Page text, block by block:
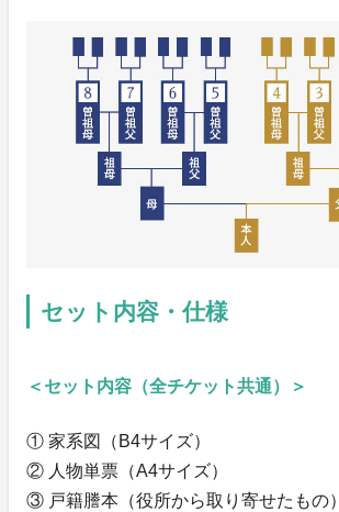
セット内容・仕様
＜セット内容（全チケット共通）＞
① 家系図（B4サイズ）
② 人物単票（A4サイズ）
③ 戸籍謄本（役所から取り寄せたもの）